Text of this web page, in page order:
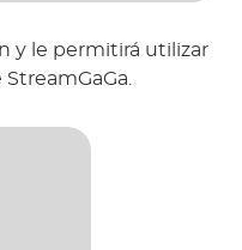
y le permitirá utilizar